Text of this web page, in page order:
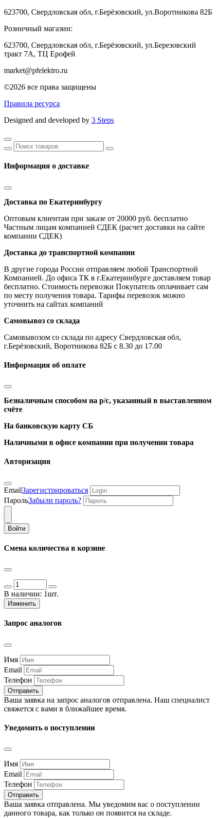
623700, Свердловская обл, г.Берёзовский, ул.Воротникова 82Б
Розничный магазин:
623700, Свердловская обл, г.Берёзовский, ул.Березовский
тракт 7А, ТЦ Ерофей
market@pfelektro.ru
©2026 все права защищены
Правила ресурса
Designed and developed by 3 Steps
Информация о доставке
Доставка по Екатеринбургу
Оптовым клиентам при заказе от 20000 руб. бесплатно
Частным лицам компанией СДЕК (расчет доставки на сайте
компании СДЕК)
Доставка до транспортной компании
В другие города России отправляем любой Транспортной
Компанией. До офиса ТК в г.Екатеринбурге доставляем товар
бесплатно. Стоимость перевозки Покупатель оплачивает сам
по месту получения товара. Тарифы перевозок можно
уточнить на сайтах компаний
Самовывоз со склада
Самовывозом со склада по адресу Свердловская обл,
г.Берёзовский, Воротникова 82Б с 8.30 до 17.00
Информация об оплате
Безналичным способом на р/с, указанный в выставленном
счёте
На банковскую карту СБ
Наличными в офисе компании при получении товара
Авторизация
EmailЗарегистрироваться
ПарольЗабыли пароль?
Войти
Смена количества в корзине
В наличии: 1шт.
Изменить
Запрос аналогов
Имя
Email
Телефон
Отправить
Ваша заявка на запрос аналогов отправлена. Наш специалист
свяжется с вами в ближайшее время.
Уведомить о поступлении
Имя
Email
Телефон
Отправить
Ваша заявка отправлена. Мы уведомим вас о поступлении
данного товара, как только он появится на складе.